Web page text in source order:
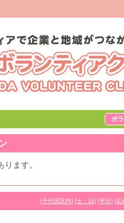
ボ
ます。
[千代田区内] [土・日] [平日] [応